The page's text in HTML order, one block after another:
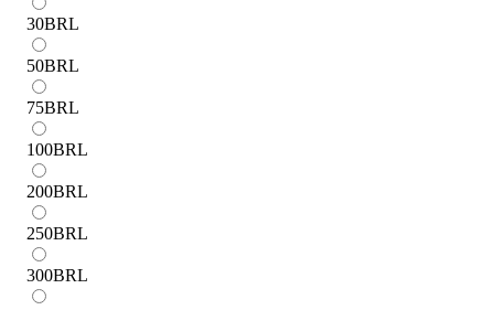
30BRL
50BRL
75BRL
100BRL
200BRL
250BRL
300BRL